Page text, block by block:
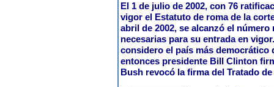
El 1 de julio de 2002, con 76
vigor el Estatuto de roma de la
abril de 2002, se alcanzó el
necesarias para su entrada en
considero el país más democrático
entonces presidente Bill Clinton
Bush revocó la firma del Tratado de